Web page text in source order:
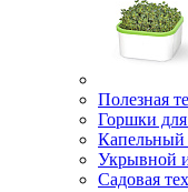
Полезная
Горшки
Капельный
Укрывной
Садовая